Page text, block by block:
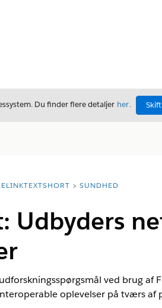
Du finder flere detaljer her.
SUNDHED
Udbyders
ved brug af
oplevelser på tværs af